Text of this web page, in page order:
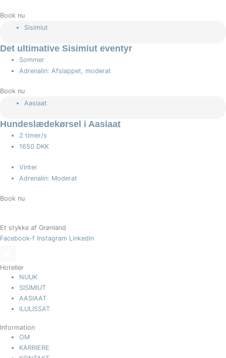
Book nu
Sisimiut
Det ultimative Sisimiut eventyr
Sommer
Adrenalin: Afslappet, moderat
Book nu
Aasiaat
Hundeslædekørsel i Aasiaat
2 timer/s
1650 DKK
Vinter
Adrenalin: Moderat
Book nu
Et stykke af Grønland
Facebook-f Instagram Linkedin
Hoteller
NUUK
SISIMIUT
AASIAAT
ILULISSAT
Information
OM
KARRIERE